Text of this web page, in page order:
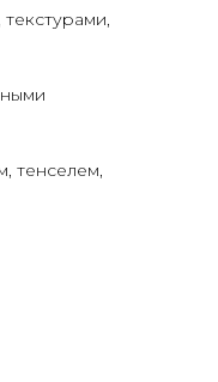
тенселем,